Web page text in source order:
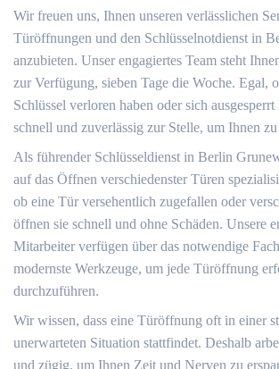
Wir freuen uns, Ihnen unseren verlässlichen
Türöffnungen und den Schlüsselnotdienst in
anzubieten. Unser engagiertes Team steht
zur Verfügung, sieben Tage die Woche. Egal,
Schlüssel verloren haben oder sich
schnell und zuverlässig zur Stelle, um Ihnen
Als führender Schlüsseldienst in Berlin
auf das Öffnen verschiedenster Türen
ob eine Tür versehentlich zugefallen oder
öffnen sie schnell und ohne Schäden. Unsere
Mitarbeiter verfügen über das notwendige
modernste Werkzeuge, um jede Türöffnung
durchzuführen.
Wir wissen, dass eine Türöffnung oft in einer
unerwarteten Situation stattfindet. Deshalb
und zügig, um Ihnen Zeit und Nerven zu